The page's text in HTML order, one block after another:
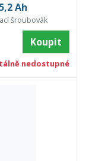
Ah
šroubovák
Koupit
nedostupné